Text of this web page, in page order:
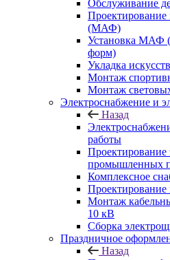
Обслуживание
(МАФ)
Установка МАФ
форм)
Укладка
Монтаж
Монтаж
Электроснабжение и
Назад
работы
Проектирование
промышленных
Комплексное
Монтаж
10 кВ
Сборка
Праздничное
Назад